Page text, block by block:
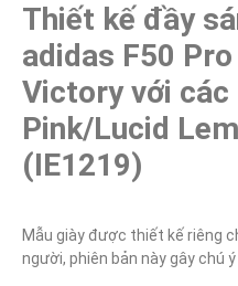
Thiết kế đầy
adidas F50
Victory với các
Pink/Lucid
(IE1219)
Mẫu giày được thiết kế riêng
người, phiên bản này gây chú ý